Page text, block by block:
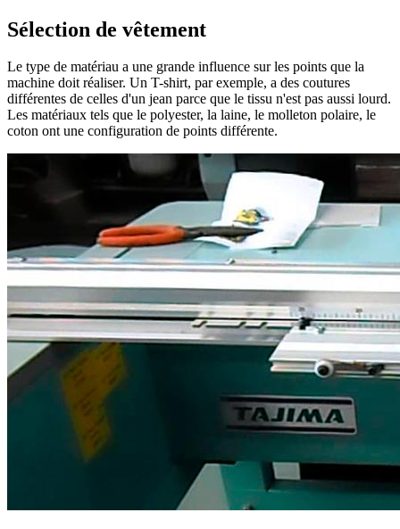
Sélection de vêtement
Le type de matériau a une grande influence sur les points que la
machine doit réaliser. Un T-shirt, par exemple, a des coutures
différentes de celles d'un jean parce que le tissu n'est pas aussi lourd.
Les matériaux tels que le polyester, la laine, le molleton polaire, le
coton ont une configuration de points différente.